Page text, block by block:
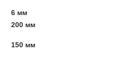
6 мм
200 мм
150 мм